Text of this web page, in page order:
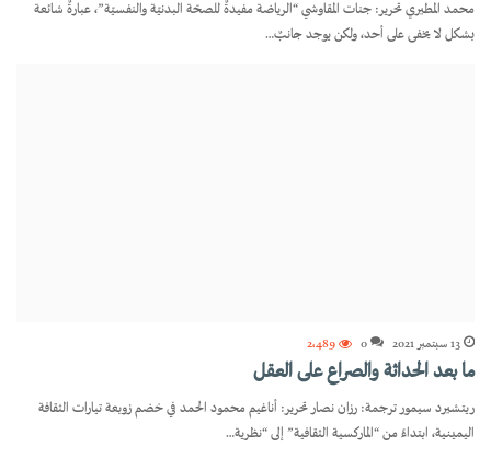
محمد المطيري تحرير: جنات المقاوشي “الرياضة مفيدةٌ للصحّة البدنيّة والنفسيّة”، عبارةٌ شائعة
بشكل لا يخفى على أحد، ولكن يوجد جانبٌ…
13 سبتمبر 2021 0 2٬489
ما بعد الحداثة والصراع على العقل
ريتشيرد سيمور ترجمة: رزان نصار تحرير: أناغيم محمود الحمد في خضم زوبعة تيارات الثقافة
اليمينية، ابتداءً من “الماركسية الثقافية” إلى “نظرية…